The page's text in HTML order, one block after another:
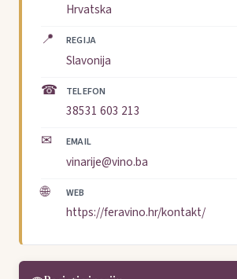
Hrvatska
📍 REGIJA
Slavonija
☎ TELEFON
38531 603 213
✉ EMAIL
vinarije@vino.ba
🌐 WEB
https://feravino.hr/kontakt/